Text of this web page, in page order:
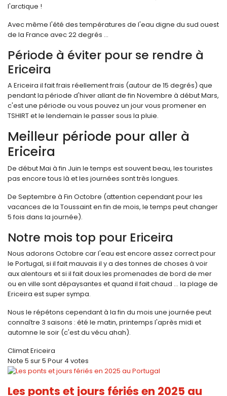
l'arctique !
Avec même l'été des températures de l'eau digne du sud ouest
de la France avec 22 degrés ...
Période à éviter pour se rendre à
Ericeira
A Ericeira il fait frais réellement frais (autour de 15 degrés) que
pendant la période d'hiver allant de fin Novembre à début Mars,
c'est une période ou vous pouvez un jour vous promener en
TSHIRT et le lendemain le passer sous la pluie.
Meilleur période pour aller à
Ericeira
De début Mai à fin Juin le temps est souvent beau, les touristes
pas encore tous là et les journées sont très longues.
De Septembre à Fin Octobre (attention cependant pour les
vacances de la Toussaint en fin de mois, le temps peut changer
5 fois dans la journée).
Notre mois top pour Ericeira
Nous adorons Octobre car l'eau est encore assez correct pour
le Portugal, si il fait mauvais il y a des tonnes de choses à voir
aux alentours et si il fait doux les promenades de bord de mer
ou en ville sont dépaysantes et quand il fait chaud ... la plage de
Ericeira est super sympa.
Nous le répétons cependant à la fin du mois une journée peut
connaître 3 saisons : été le matin, printemps l'après midi et
automne le soir (c'est du vécu ahah).
Climat Ericeira
Note 5 sur5 Pour 4 votes
Les ponts et jours fériés en 2025 au